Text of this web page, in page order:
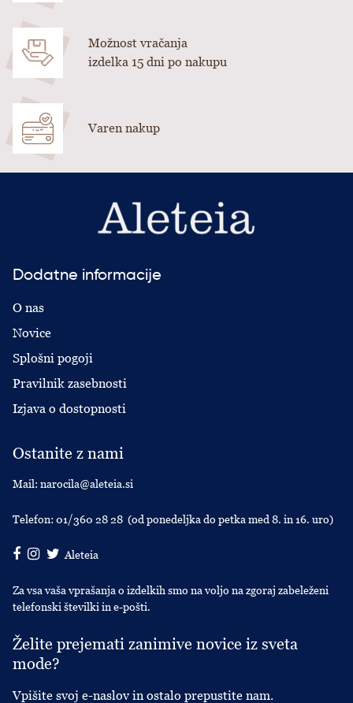
Možnost vračanja
izdelka 15 dni po nakupu
Varen nakup
Dodatne informacije
O nas
Novice
Splošni pogoji
Pravilnik zasebnosti
Izjava o dostopnosti
Ostanite z nami
Mail: narocila@aleteia.si
Telefon: 01/360 28 28 (od ponedeljka do petka med 8. in 16. uro)
Aleteia
Za vsa vaša vprašanja o izdelkih smo na voljo na zgoraj zabeleženi
telefonski številki in e-pošti.
Želite prejemati zanimive novice iz sveta
mode?
Vpišite svoj e-naslov in ostalo prepustite nam.